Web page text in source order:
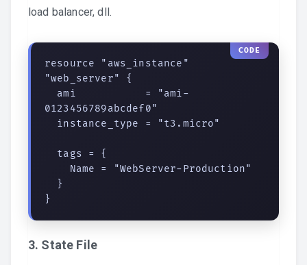
load balancer, dll.
resource "aws_instance"
"web_server" {
0123456789abcdef0"
}
3. State File